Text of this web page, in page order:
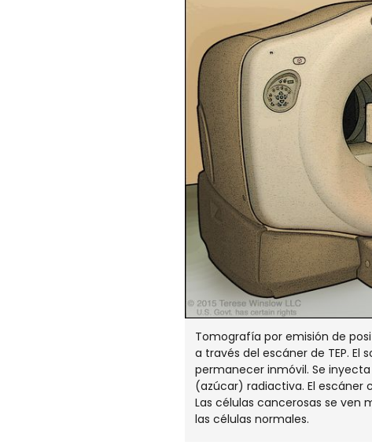
Tomografía por emisión de
a través del escáner de TEP.
permanecer inmóvil. Se
(azúcar) radiactiva. El escáner
Las células cancerosas se ven
las células normales.